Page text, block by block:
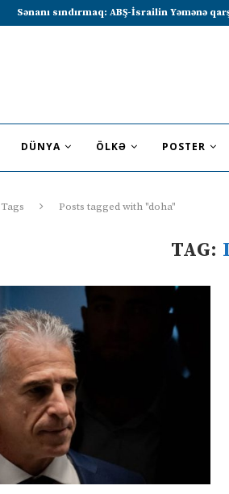
Sənanı sındırmaq: ABŞ-İsrailin Yəmənə
DÜNYA ÖLKƏ POSTER
Tags Posts tagged with "doha"
TAG: